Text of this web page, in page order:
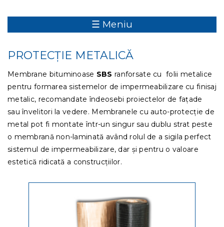
☰ Meniu
PROTECȚIE METALICĂ
Membrane bituminoase SBS ranforsate cu folii metalice
pentru formarea sistemelor de impermeabilizare cu finisaj
metalic, recomandate îndeosebi proiectelor de fațade
sau învelitori la vedere. Membranele cu auto-protecție de
metal pot fi montate într-un singur sau dublu strat peste
o membrană non-laminată având rolul de a sigila perfect
sistemul de impermeabilizare, dar și pentru o valoare
estetică ridicată a construcțiilor.